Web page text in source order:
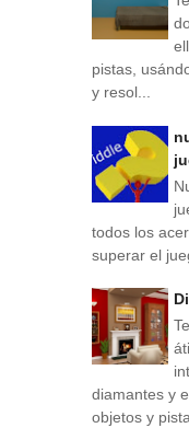
pistas,
y resol...
todos los
superar el
diamantes y
objetos y